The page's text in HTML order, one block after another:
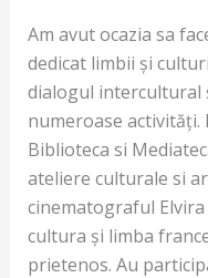
Am avut ocazia sa
dedicat limbii și
dialogul intercultural
numeroase
Biblioteca si
ateliere culturale si
cinematograful Elvira
cultura și limba
prietenos. Au